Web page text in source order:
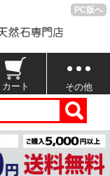
PC版へ
カート その他